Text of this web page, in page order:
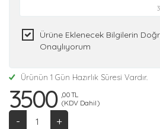
Ürüne Eklenecek Bilgilerin
Onaylıyorum
Ürünün 1 Gün Hazırlık Süresi Vardır.
3500 ,00 TL
(KDV Dahil)
+
-